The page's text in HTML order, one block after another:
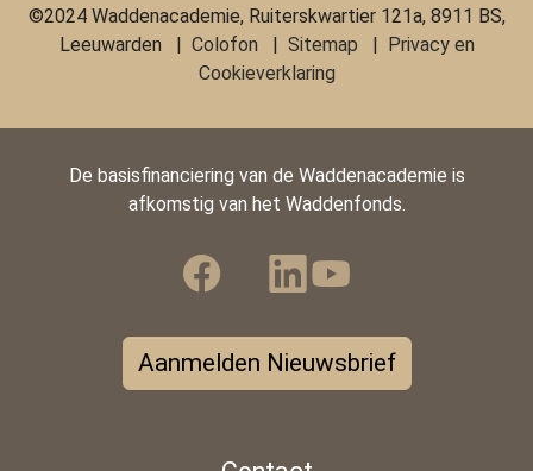
©2024 Waddenacademie, Ruiterskwartier 121a, 8911 BS,
Leeuwarden | Colofon | Sitemap | Privacy en
Cookieverklaring
De basisfinanciering van de Waddenacademie is
afkomstig van het Waddenfonds.
Aanmelden Nieuwsbrief